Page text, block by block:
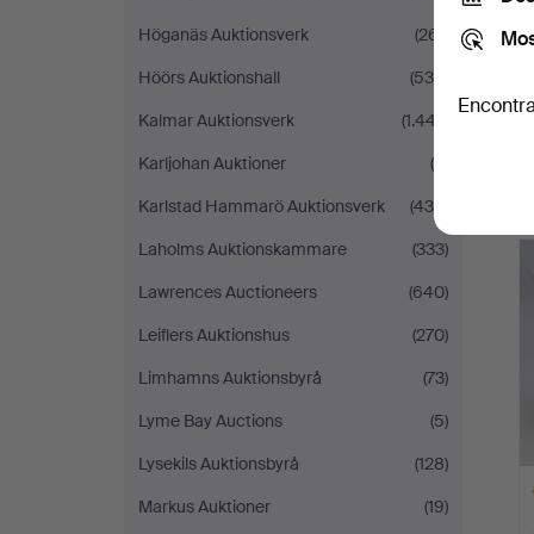
Höganäs Auktionsverk
(261)
Höörs Auktionshall
(539)
Kalmar Auktionsverk
(1.447)
Karljohan Auktioner
(9)
Karlstad Hammarö Auktionsverk
(436)
Laholms Auktionskammare
(333)
Lawrences Auctioneers
(640)
Leiflers Auktionshus
(270)
Limhamns Auktionsbyrå
(73)
Lyme Bay Auctions
(5)
Lysekils Auktionsbyrå
(128)
Markus Auktioner
(19)